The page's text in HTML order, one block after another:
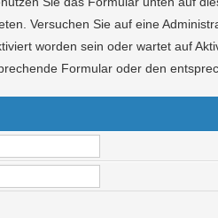
Versuchen Sie auf eine
worden sein oder wartet auf
Formular oder den